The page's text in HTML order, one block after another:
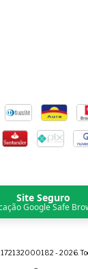
Site Seguro
Google Safe
- 2026.